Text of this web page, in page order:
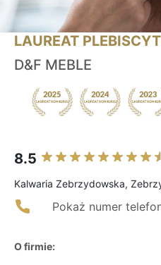
LAUREAT
D&F MEBLE
8.5
Kalwaria Zebrzydowska,
Pokaż numer
O firmie: